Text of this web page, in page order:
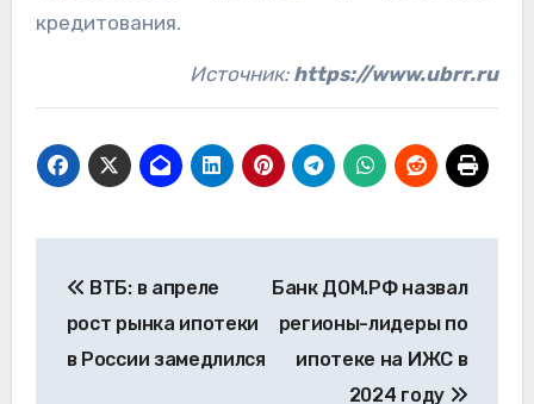
кредитования.
Источник: https://www.ubrr.ru
по
записям
ВТБ: в апреле
рост рынка ипотеки
в России замедлился
Банк ДОМ.РФ назвал
регионы-лидеры по
ипотеке на ИЖС в
2024 году